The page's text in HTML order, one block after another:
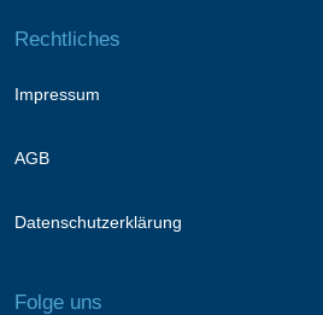
Rechtliches
Impressum
AGB
Datenschutzerklärung
Folge uns